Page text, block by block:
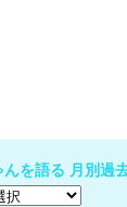
んを語る 月別過